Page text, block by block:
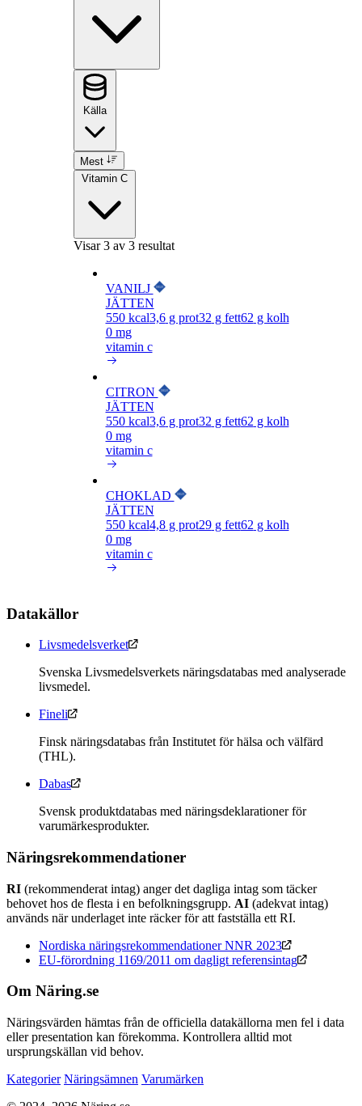
Källa
Mest
Vitamin C
Visar3av 3 resultat
VANILJ
JÄTTEN
550kcal3,6g prot32 g fett62 g kolh
0 mg
vitamin c
CITRON
JÄTTEN
550kcal3,6g prot32 g fett62 g kolh
0 mg
vitamin c
CHOKLAD
JÄTTEN
550kcal4,8g prot29g fett62 g kolh
0 mg
vitamin c
Datakällor
Livsmedelsverket
Svenska Livsmedelsverkets näringsdatabas med analyserade
livsmedel.
Fineli
Finsk näringsdatabas från Institutet för hälsa och välfärd
(THL).
Dabas
Svensk produktdatabas med näringsdeklarationer för
varumärkesprodukter.
Näringsrekommendationer
RI (rekommenderat intag) anger det dagliga intag som täcker
behovet hos de flesta i en befolkningsgrupp. AI (adekvat intag)
används när underlaget inte räcker för att fastställa ett RI.
Nordiska näringsrekommendationer NNR 2023
EU-förordning 1169/2011 om dagligt referensintag
Om Näring.se
Näringsvärden hämtas från de officiella datakällorna men fel i data
eller presentation kan förekomma. Kontrollera alltid mot
ursprungskällan vid behov.
Kategorier Näringsämnen Varumärken